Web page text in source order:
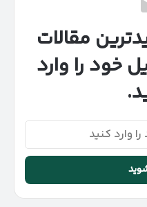
مقالات
خود را وارد